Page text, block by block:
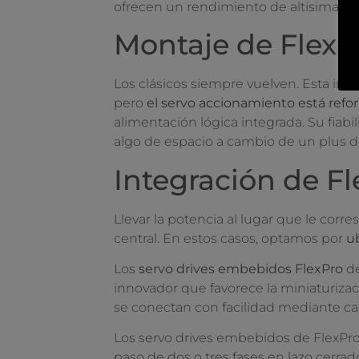
ofrecen un rendimiento de altísima
Montaje de
Los clásicos siempre vuelven. Esta
pero el servo accionamiento está
alimentación lógica integrada. Su
algo de espacio a cambio de un plus
Integración de
Llevar la potencia al lugar que le
central. En estos casos, optamos por
Los servo drives embebidos FlexPro
innovador que favorece la
se conectan con facilidad mediante
Los servo drives embebidos de